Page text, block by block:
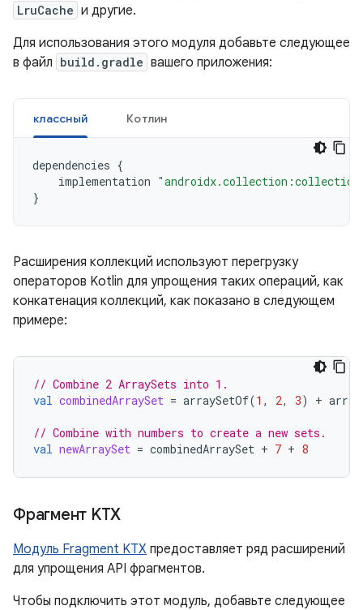
LruCache и другие.
Для использования этого модуля добавьте следующее
в файл build.gradle вашего приложения:
классный Котлин
dependencies {
implementation
}
Расширения коллекций используют перегрузку
операторов Kotlin для упрощения таких операций, как
конкатенация коллекций, как показано в следующем
примере:
// Combine 2 ArraySets into 1.
val combinedArraySet = arraySetOf(1 , 2, 3) +
// Combine with numbers to create a new sets.
val newArraySet = combinedArraySet + 7 + 8
Фрагмент KTX
Модуль Fragment KTX предоставляет ряд расширений
для упрощения API фрагментов.
Чтобы подключить этот модуль, добавьте следующее